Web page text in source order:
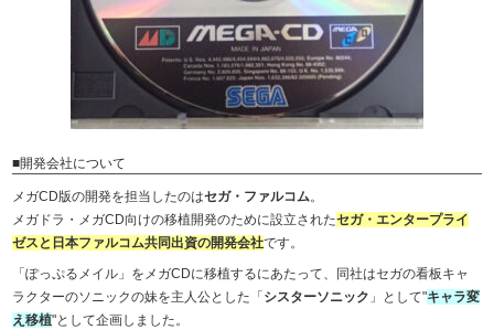
■開発会社について
メガCD版の開発を担当したのはセガ・ファルコム。
メガドラ・メガCD向けの移植開発のために設立されたセガ・エンタープライ
ゼスと日本ファルコム共同出資の開発会社です。
「ぽっぷるメイル」をメガCDに移植するにあたって、同社はセガの看板キャ
ラクターのソニックの妹を主人公とした「シスターソニック 」として"キャラ変
え移植"として企画しました。